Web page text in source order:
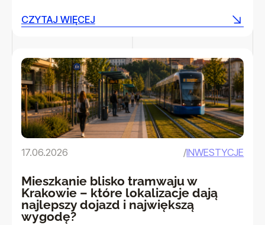
CZYTAJ WIĘCEJ
CZYTAJ WIĘCEJ
17.06.2026 /INWESTYCJE
Mieszkanie blisko tramwaju w
Krakowie – które lokalizacje dają
najlepszy dojazd i największą
wygodę?